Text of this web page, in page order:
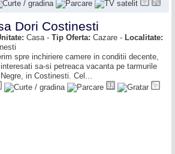
Dori Costinesti
Casa - Tip Oferta: Cazare - Localitate:
spre inchiriere camere in conditii decente,
sa-si petreaca vacanta pe tarmurile
in Costinesti. Cel...